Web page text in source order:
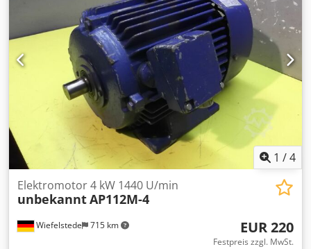
1 /4
Wiefelstede 715 km
Elektromotor 4 kW 1440 U/min
unbekanntAP112M-4
EUR 220
Festpreis zzgl. MwSt.